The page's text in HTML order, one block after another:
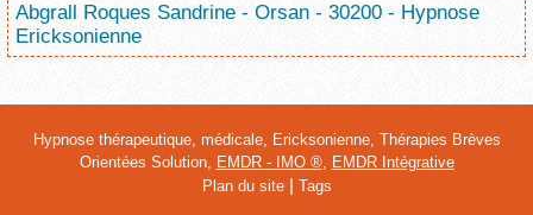
Abgrall Roques Sandrine - Orsan - 30200 - Hypnose
Ericksonienne
Hypnose thérapeutique, médicale, Ericksonienne, Thérapies Brèves
Orientées Solution, EMDR - IMO ®, EMDR Intégrative
Plan du site | Tags